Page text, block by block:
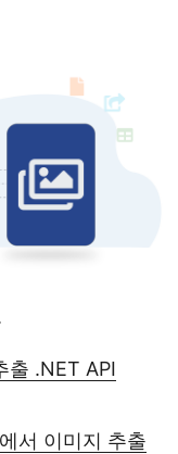
출 .NET API
서 이미지 추출